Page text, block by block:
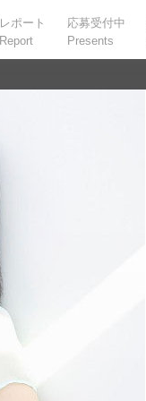
レポート
Report
応募受付中
Presents